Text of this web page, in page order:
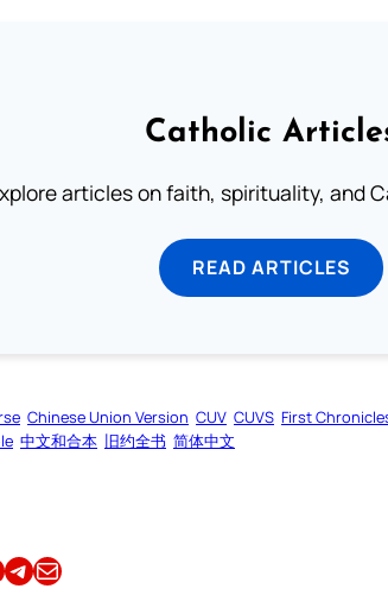
Catholic
articles on faith, spirituality, and
READ ARTICLES
Chinese Union Version CUV CUVS First
中文和合本 旧约全书 简体中文
Share this article on TelegramEmail this Article